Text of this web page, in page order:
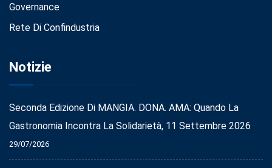
Governance
Rete Di Confindustria
Notizie
Seconda Edizione Di MANGIA. DONA. AMA: Quando La
Gastronomia Incontra La Solidarietà, 11 Settembre 2026
29/07/2026